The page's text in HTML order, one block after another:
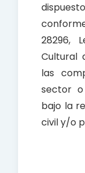
28296,
Cultural
las
sector o
bajo la
civil y/o